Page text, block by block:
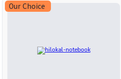
Our Choice